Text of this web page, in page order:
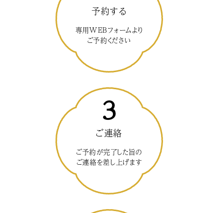
予約する
専用WEBフォームより
ご予約ください
3
ご連絡
ご予約が完了した旨の
ご連絡を差し上げます